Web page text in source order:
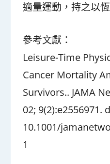
適量運動，持之以
參考文獻：
Leisure-Time
Cancer Mortality
Survivors.. JAMA
02; 9(2):e2556971.
10.1001/
1